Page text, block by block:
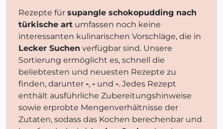
Rezepte für supangle schokopudding nach
türkische art umfassen noch keine
interessanten kulinarischen Vorschläge, die in
Lecker Suchen verfügbar sind. Unsere
Sortierung ermöglicht es, schnell die
beliebtesten und neuesten Rezepte zu
finden, darunter -, - und -. Jedes Rezept
enthält ausführliche Zubereitungshinweise
sowie erprobte Mengenverhältnisse der
Zutaten, sodass das Kochen berechenbar und